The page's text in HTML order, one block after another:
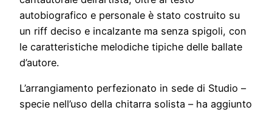
autobiografico e personale è stato costruito su
un riff deciso e incalzante ma senza spigoli, con
le caratteristiche melodiche tipiche delle ballate
d’autore.
L’arrangiamento perfezionato in sede di Studio –
specie nell’uso della chitarra solista – ha aggiunto